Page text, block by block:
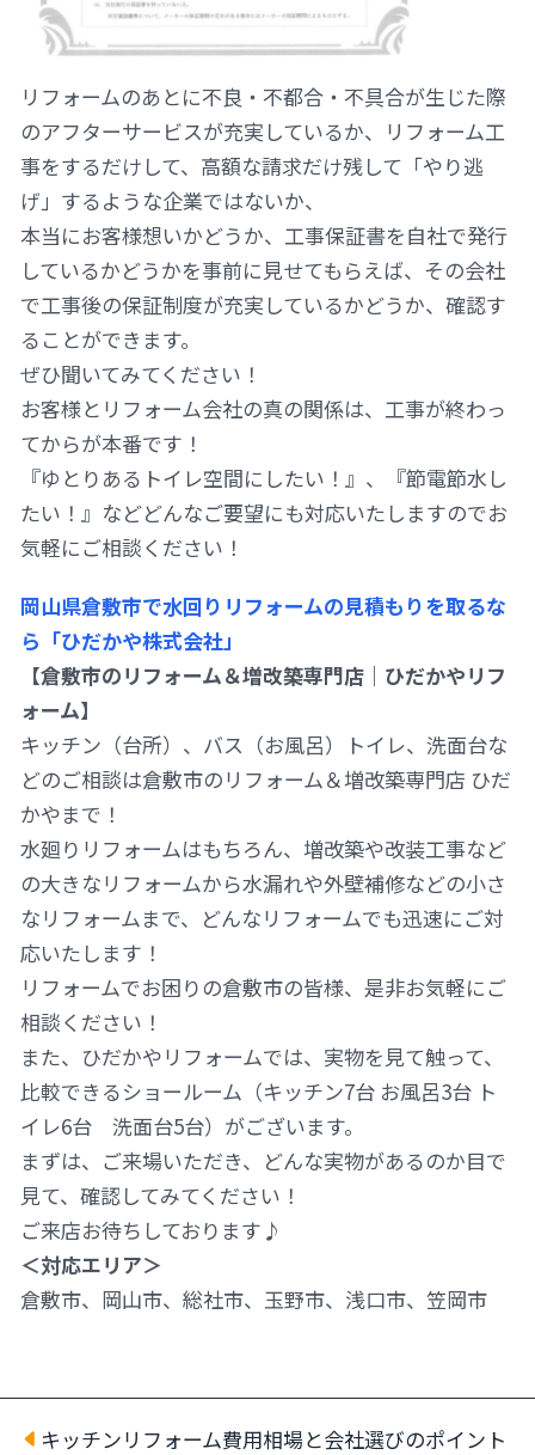
リフォームのあとに不良・不都合・不具合が生じた際
のアフターサービスが充実しているか、リフォーム工
事をするだけして、高額な請求だけ残して「やり逃
げ」するような企業ではないか、
本当にお客様想いかどうか、工事保証書を自社で発行
しているかどうかを事前に見せてもらえば、その会社
で工事後の保証制度が充実しているかどうか、確認す
ることができます。
ぜひ聞いてみてください！
お客様とリフォーム会社の真の関係は、工事が終わっ
てからが本番です！
『ゆとりあるトイレ空間にしたい！』、『節電節水し
たい！』などどんなご要望にも対応いたしますのでお
気軽にご相談ください！
岡山県倉敷市で水回りリフォームの見積もりを取るな
ら「ひだかや株式会社」
【倉敷市のリフォーム＆増改築専門店｜ひだかやリフ
ォーム】
キッチン（台所）、バス（お風呂）トイレ、洗面台な
どのご相談は倉敷市のリフォーム＆増改築専門店 ひだ
かやまで！
水廻りリフォームはもちろん、増改築や改装工事など
の大きなリフォームから水漏れや外壁補修などの小さ
なリフォームまで、どんなリフォームでも迅速にご対
応いたします！
リフォームでお困りの倉敷市の皆様、是非お気軽にご
相談ください！
また、ひだかやリフォームでは、実物を見て触って、
比較できるショールーム（キッチン7台 お風呂3台 ト
イレ6台 洗面台5台）がございます。
まずは、ご来場いただき、どんな実物があるのか目で
見て、確認してみてください！
ご来店お待ちしております♪
＜対応エリア＞
倉敷市、岡山市、総社市、玉野市、浅口市、笠岡市
キッチンリフォーム費用相場と会社選びのポイント